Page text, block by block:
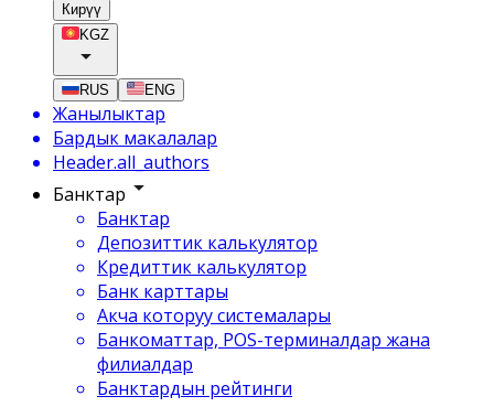
Кирүү
KGZ
RUS ENG
Жанылыктар
Бардык макалалар
Header.all_authors
Банктар
Банктар
Депозиттик калькулятор
Кредиттик калькулятор
Банк карттары
Акча которуу системалары
Банкоматтар, POS-терминалдар жана
филиалдар
Банктардын рейтинги